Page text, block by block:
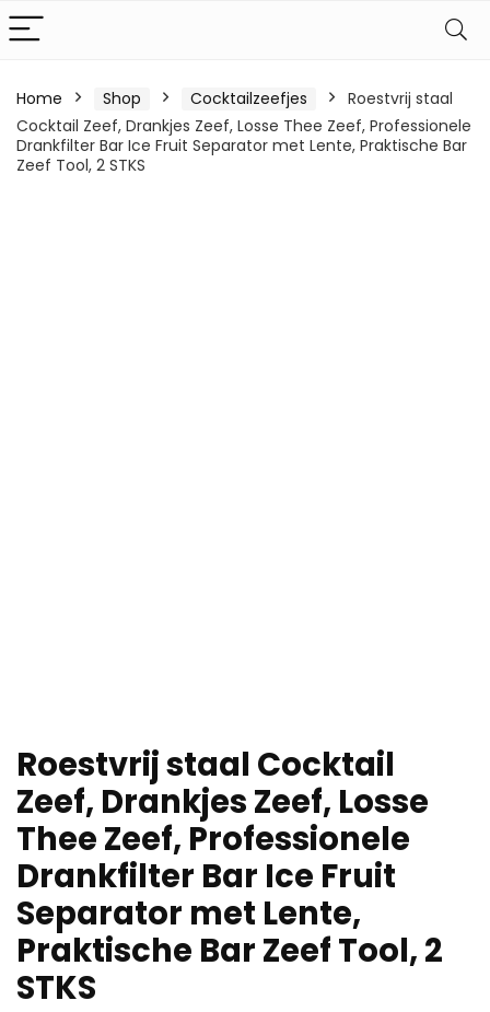
Home Shop Cocktailzeefjes
Roestvrij staal
Cocktail Zeef, Drankjes Zeef, Losse Thee Zeef, Professionele
Drankfilter Bar Ice Fruit Separator met Lente, Praktische Bar
Zeef Tool, 2 STKS
Roestvrij staal Cocktail
Zeef, Drankjes Zeef, Losse
Thee Zeef, Professionele
Drankfilter Bar Ice Fruit
Separator met Lente,
Praktische Bar Zeef Tool, 2
STKS